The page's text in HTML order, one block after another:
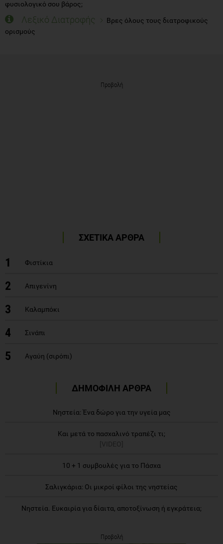
φυσιολογικό σου βάρος;
Λεξικό Διατροφής
Βρες όλους τους διατροφικούς
ορισμούς
Προβολή
ΣΧΕΤΙΚΑ ΑΡΘΡΑ
1 Φιστίκια
2 Απιγενίνη
3 Καλαμπόκι
4 Σινάπι
5 Αγαύη (σιρόπι)
ΔΗΜΟΦΙΛΗ ΑΡΘΡΑ
Νηστεία: Ένα δώρο για την υγεία μας
Και μετά το πασχαλινό τραπέζι τι;
[VIDEO]
10 + 1 συμβουλές για το Πάσχα
Σαλιγκάρια: Οι μικροί φίλοι της νηστείας
Νηστεία. Ευκαιρία για δίαιτα, αποτοξίνωση ή εγκράτεια;
Προβολή